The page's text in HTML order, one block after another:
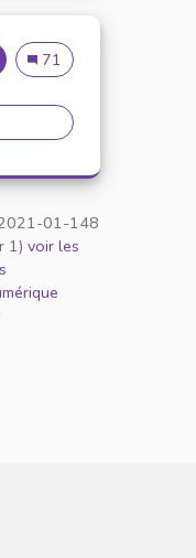
PERSONNE
Appellation personne
71
personne
01-148
1) voir les